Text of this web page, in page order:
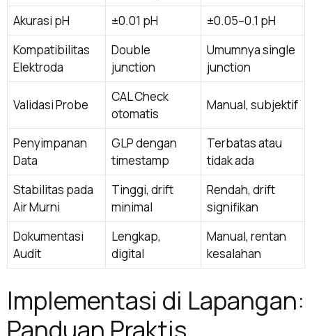
Akurasi pH
±0.01 pH
±0.05–0.1 pH
Kompatibilitas
Elektroda
Double
junction
Umumnya single
junction
Validasi Probe
CAL Check
otomatis
Manual, subjektif
Penyimpanan
Data
GLP dengan
timestamp
Terbatas atau
tidak ada
Stabilitas pada
Air Murni
Tinggi, drift
minimal
Rendah, drift
signifikan
Dokumentasi
Audit
Lengkap,
digital
Manual, rentan
kesalahan
Implementasi di Lapangan: